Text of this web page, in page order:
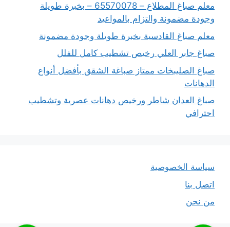
معلم صباغ المطلاع – 65570078 – بخبرة طويلة
وجودة مضمونة والتزام بالمواعيد
معلم صباغ القادسية بخبرة طويلة وجودة مضمونة
صباغ جابر العلي رخيص تشطيب كامل للفلل
صباغ الصليبخات ممتاز صباغة الشقق بأفضل أنواع
الدهانات
صباغ العدان شاطر ورخيص دهانات عصرية وتشطيب
احترافي
سياسة الخصوصية
اتصل بنا
من نحن